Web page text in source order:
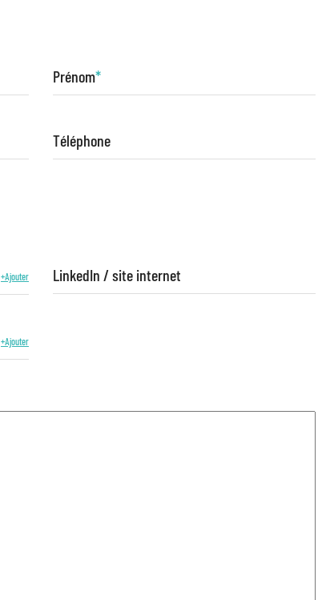
Prénom*
Téléphone
+Ajouter LinkedIn / site internet
+Ajouter